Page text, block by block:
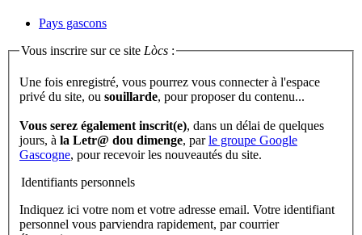
Pays gascons
Vous inscrire sur ce site Lòcs :
Une fois enregistré, vous pourrez vous connecter à l'espace
privé du site, ou souillarde , pour proposer du contenu...
Vous serez également inscrit(e), dans un délai de quelques
jours, à la Letr@ dou dimenge, parle groupe Google
Gascogne, pour recevoir les nouveautés du site.
Identifiants personnels
Indiquez ici votre nom et votre adresse email. Votre identifiant
personnel vous parviendra rapidement, par courrier